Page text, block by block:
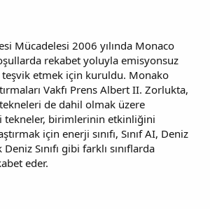
Mücadelesi 2006 yılında Monaco
rekabet yoluyla emisyonsuz
etmek için kuruldu. Monako
Vakfı Prens Albert II. Zorlukta,
de dahil olmak üzere
birimlerinin etkinliğini
için enerji sınıfı, Sınıf AI, Deniz
Sınıfı gibi farklı sınıflarda
eder.